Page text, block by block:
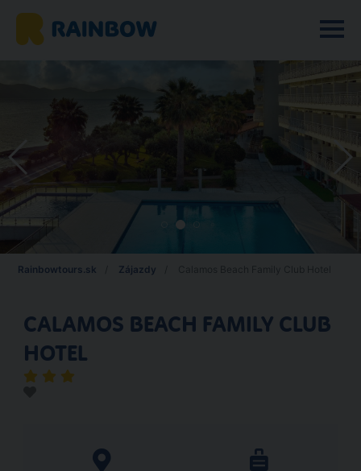
Rainbowtours.sk Zájazdy
CALAMOS BEACH FAMILY CLUB
HOTEL